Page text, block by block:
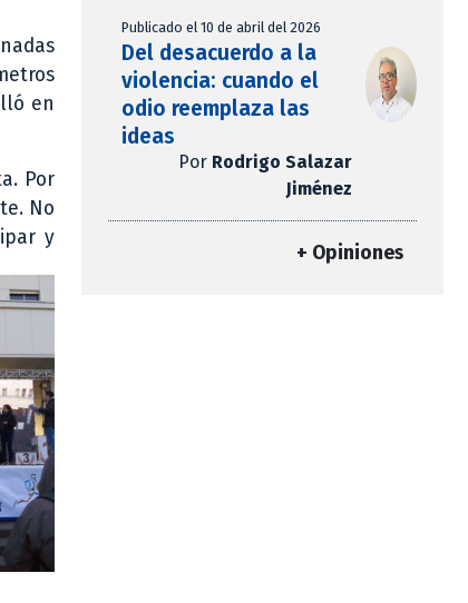
en
Por
No
y
Publicado el 10 de abril del 2026
Del desacuerdo a la
violencia: cuando el
odio reemplaza las
ideas
Por Rodrigo Salazar
Jiménez
+ Opiniones